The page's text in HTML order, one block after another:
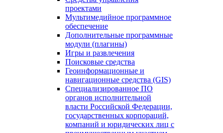
проектами
Мультимедийное программное
обеспечение
Дополнительные программные
модули (плагины)
Игры и развлечения
Поисковые средства
Геоинформационные и
навигационные средства (GIS)
Специализированное ПО
органов исполнительной
власти Российской Федерации,
государственных корпораций,
компаний и юридических лиц с